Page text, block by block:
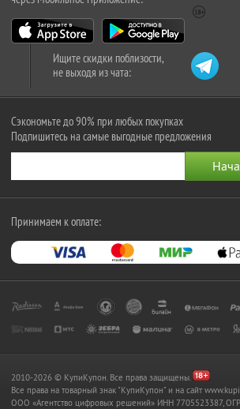
Ищите скидки поблизости,
не выходя из чата:
Сэкономьте до 90% при любых покупках
Подпишитесь на самые выгодные предложения
Принимаем к оплате:
2010-2026 © КупиКупон. Все права защищены.
Все права на товарный знак "КупиКупон" и на сайт
OOO «Агентство цифровых решений» ИНН 7705523387,